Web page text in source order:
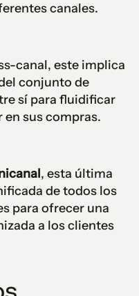
canales.
canal, este implica
conjunto de
sí para fluidificar
sus compras.
, esta última
de todos los
para ofrecer una
a los clientes